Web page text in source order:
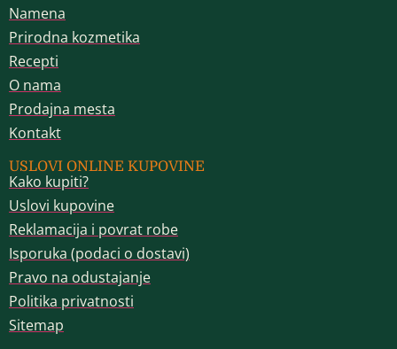
Namena
Prirodna kozmetika
Recepti
O nama
Prodajna mesta
Kontakt
USLOVI ONLINE KUPOVINE
Kako kupiti?
Uslovi kupovine
Reklamacija i povrat robe
Isporuka (podaci o dostavi)
Pravo na odustajanje
Politika privatnosti
Sitemap